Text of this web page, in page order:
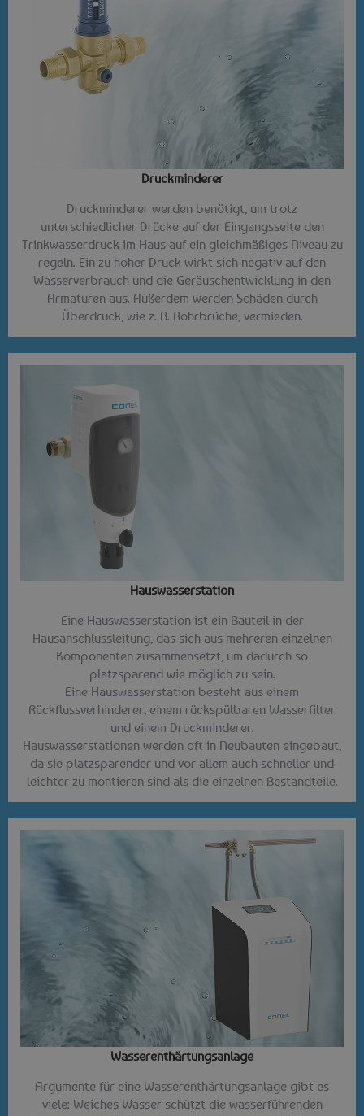
Druckminderer​
Druckminderer werden benötigt, um trotz
unterschiedlicher Drücke auf der Eingangsseite den
Trinkwasserdruck im Haus auf ein gleichmäßiges Niveau zu
regeln. Ein zu hoher Druck wirkt sich negativ auf den
Wasserverbrauch und die Geräuschentwicklung in den
Armaturen aus. Außerdem werden Schäden durch
Überdruck, wie z. B. Rohrbrüche, vermieden.
Hauswasserstation
Eine Hauswasserstation ist ein Bauteil in der
Hausanschlussleitung, das sich aus mehreren einzelnen
Komponenten zusammensetzt, um dadurch so
platzsparend wie möglich zu sein.
Eine Hauswasserstation besteht aus einem
Rückflussverhinderer, einem rückspülbaren Wasserfilter
und einem Druckminderer.
Hauswasserstationen werden oft in Neubauten eingebaut,
da sie platzsparender und vor allem auch schneller und
leichter zu montieren sind als die einzelnen Bestandteile.
Wasserenthärtungsanlage
Argumente für eine Wasserenthärtungsanlage gibt es
viele: Weiches Wasser schützt die wasserführenden